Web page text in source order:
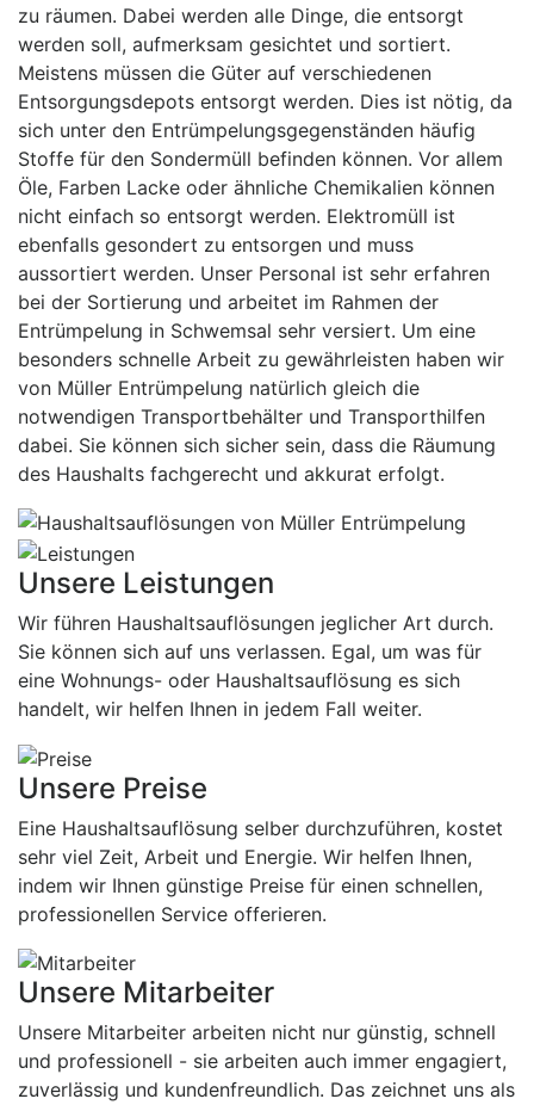
zu räumen. Dabei werden alle Dinge, die entsorgt
werden soll, aufmerksam gesichtet und sortiert.
Meistens müssen die Güter auf verschiedenen
Entsorgungsdepots entsorgt werden. Dies ist nötig, da
sich unter den Entrümpelungsgegenständen häufig
Stoffe für den Sondermüll befinden können. Vor allem
Öle, Farben Lacke oder ähnliche Chemikalien können
nicht einfach so entsorgt werden. Elektromüll ist
ebenfalls gesondert zu entsorgen und muss
aussortiert werden. Unser Personal ist sehr erfahren
bei der Sortierung und arbeitet im Rahmen der
Entrümpelung in Schwemsal sehr versiert. Um eine
besonders schnelle Arbeit zu gewährleisten haben wir
von Müller Entrümpelung natürlich gleich die
notwendigen Transportbehälter und Transporthilfen
dabei. Sie können sich sicher sein, dass die Räumung
des Haushalts fachgerecht und akkurat erfolgt.
Unsere Leistungen
Wir führen Haushaltsauflösungen jeglicher Art durch.
Sie können sich auf uns verlassen. Egal, um was für
eine Wohnungs- oder Haushaltsauflösung es sich
handelt, wir helfen Ihnen in jedem Fall weiter.
Unsere Preise
Eine Haushaltsauflösung selber durchzuführen, kostet
sehr viel Zeit, Arbeit und Energie. Wir helfen Ihnen,
indem wir Ihnen günstige Preise für einen schnellen,
professionellen Service offerieren.
Unsere Mitarbeiter
Unsere Mitarbeiter arbeiten nicht nur günstig, schnell
und professionell - sie arbeiten auch immer engagiert,
zuverlässig und kundenfreundlich. Das zeichnet uns als